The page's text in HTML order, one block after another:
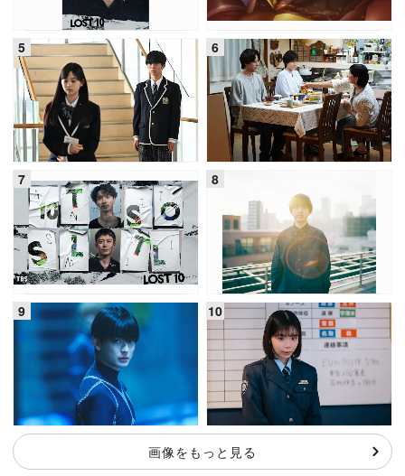
画像をもっと見る